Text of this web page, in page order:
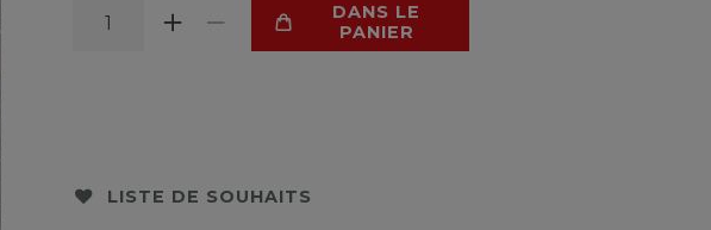
DANS LE
PANIER
LISTE DE SOUHAITS